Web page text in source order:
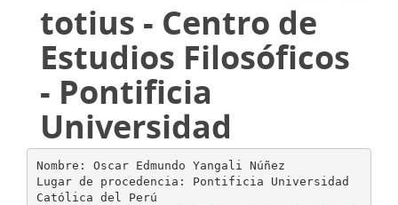
totius - Centro de
Estudios Filosóficos
- Pontificia
Universidad
Nombre: Oscar Edmundo Yangali Núñez
Lugar de procedencia: Pontificia Universidad
Católica del Perú